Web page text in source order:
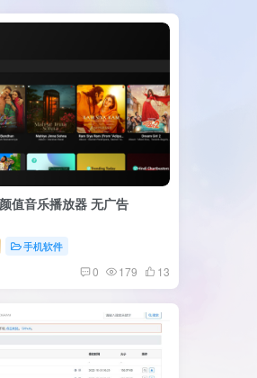
值音乐播放器 无广告
手机软件
0 179 13